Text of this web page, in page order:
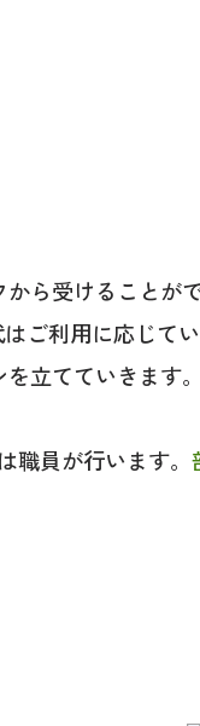
ら受けることがで
ご利用に応じてい
立てていきます。
職員が行います。